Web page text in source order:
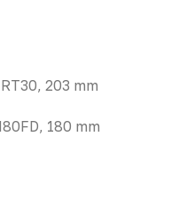
203 mm
180 mm